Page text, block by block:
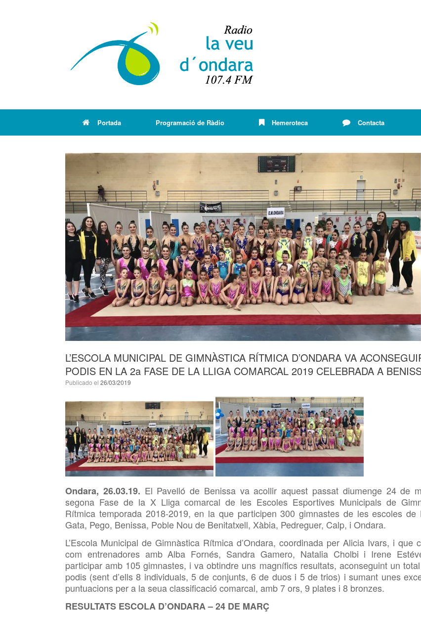
Portada Programació de Ràdio Hemeroteca Contacta
L’ESCOLA MUNICIPAL DE GIMNÀSTICA RÍTMICA D’ONDARA VA
PODIS EN LA 2a FASE DE LA LLIGA COMARCAL 2019 CELEBRADA A
Publicado el 26/03/2019
Ondara, 26.03.19. El Pavelló de Benissa va acollir aquest passat diumenge 24 de
segona Fase de la X Lliga comarcal de les Escoles Esportives Municipals de
Rítmica temporada 2018-2019, en la que participen 300 gimnastes de les escoles de
Gata, Pego, Benissa, Poble Nou de Benitatxell, Xàbia, Pedreguer, Calp, i Ondara.
L’Escola Municipal de Gimnàstica Rítmica d’Ondara, coordinada per Alicia Ivars, i que
com entrenadores amb Alba Fornés, Sandra Gamero, Natalia Cholbi i Irene
participar amb 105 gimnastes, i va obtindre uns magnífics resultats, aconseguint un
podis (sent d’ells 8 individuals, 5 de conjunts, 6 de duos i 5 de trios) i sumant unes
puntuacions per a la seua classificació comarcal, amb 7 ors, 9 plates i 8 bronzes.
RESULTATS ESCOLA D’ONDARA – 24 DE MARÇ